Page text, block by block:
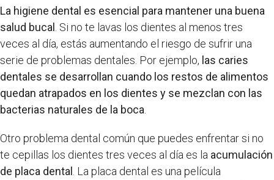
La higiene dental es esencial para mantener una buena
salud bucal . Si no te lavas los dientes al menos tres
veces al día, estás aumentando el riesgo de sufrir una
serie de problemas dentales. Por ejemplo, las caries
dentales se desarrollan cuando los restos de alimentos
quedan atrapados en los dientes y se mezclan con las
bacterias naturales de la boca
Otro problema dental común que puedes enfrentar si no
te cepillas los dientes tres veces al día es la acumulación
de placa dental . La placa dental es una película